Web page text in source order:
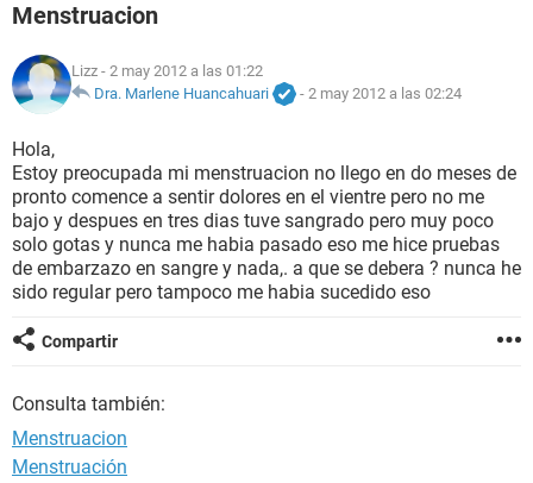
NUTRICIÓN
BIENESTAR
SEXUALIDAD
GLOSARIO
Menstruacion
Lizz - 2 may 2012 a las 01:22
Dra. Marlene Huancahuari
- 2 may 2012 a las 02:24
Hola,
Estoy preocupada mi menstruacion no llego en do meses de
pronto comence a sentir dolores en el vientre pero no me
bajo y despues en tres dias tuve sangrado pero muy poco
solo gotas y nunca me habia pasado eso me hice pruebas
de embarzazo en sangre y nada,. a que se debera ? nunca he
sido regular pero tampoco me habia sucedido eso
Compartir
Consulta también:
Menstruacion
Menstruación